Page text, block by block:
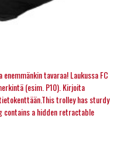
tavaraa! Laukussa FC
(esim. P10). Kirjoita
trolley has sturdy
contains a hidden retractable